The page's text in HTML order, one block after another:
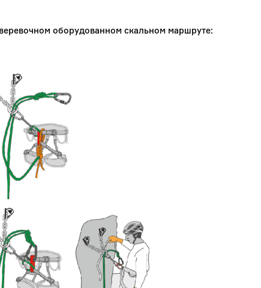
оборудованном скальном маршруте: